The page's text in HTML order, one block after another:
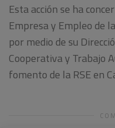
Esta acción se ha
Empresa y Empleo de
por medio de su
Cooperativa y Trabajo
fomento de la RSE en